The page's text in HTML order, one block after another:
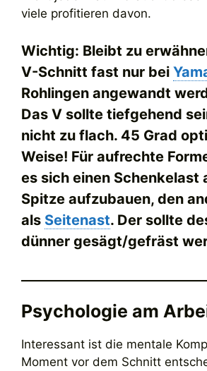
viele profitieren davon.
Wichtig: Bleibt zu
V-Schnitt fast nur bei
Rohlingen angewandt
Das V sollte tiefgehend
nicht zu flach. 45 Grad
Weise! Für aufrechte
es sich einen Schenkelast
Spitze aufzubauen, den
als Seitenast. Der sollte
dünner gesägt/gefräst
Psychologie am
Interessant ist die mentale
Moment vor dem Schnitt